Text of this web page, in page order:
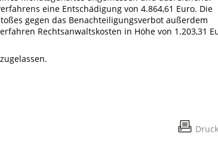
eine Entschädigung von 4.864,61 Euro. Die
gegen das Benachteiligungsverbot außerdem
Rechtsanwaltskosten in Höhe von 1.203,31